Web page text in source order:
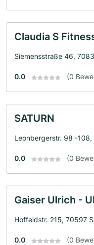
Claudia S
Siemensstraße 46,
0.0 (0
SATURN
Leonbergerstr. 98 -108,
0.0 (0
Gaiser Ulrich -
Hoffeldstr. 215, 70597
0.0 (0